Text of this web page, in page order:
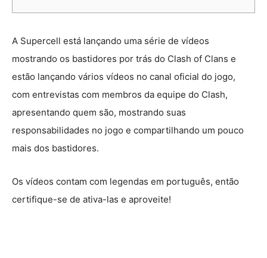
A Supercell está lançando uma série de vídeos
mostrando os bastidores por trás do Clash of Clans e
estão lançando vários vídeos no canal oficial do jogo,
com entrevistas com membros da equipe do Clash,
apresentando quem são, mostrando suas
responsabilidades no jogo e compartilhando um pouco
mais dos bastidores.
Os vídeos contam com legendas em português, então
certifique-se de ativa-las e aproveite!